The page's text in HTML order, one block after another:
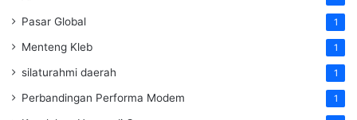
Pasar Global 1
Menteng Kleb 1
silaturahmi daerah 1
Perbandingan Performa Modem 1